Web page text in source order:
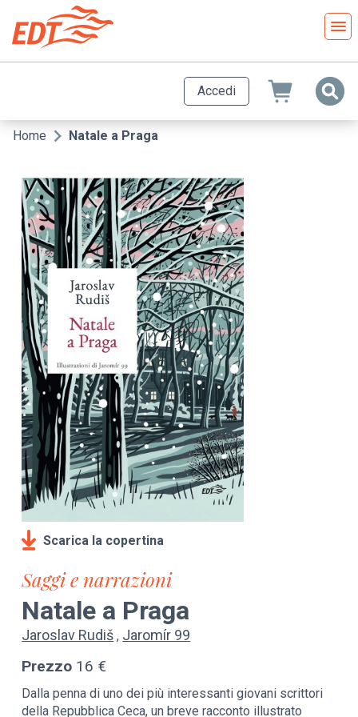
contenuto
principale
Accedi
Briciole
pane
Home Natale a Praga
Scarica la copertina
Saggi e narrazioni
Natale a Praga
Jaroslav Rudiš Jaromír 99
Prezzo 16 €
Dalla penna di uno dei più interessanti giovani scrittori
della Repubblica Ceca, un breve racconto illustrato